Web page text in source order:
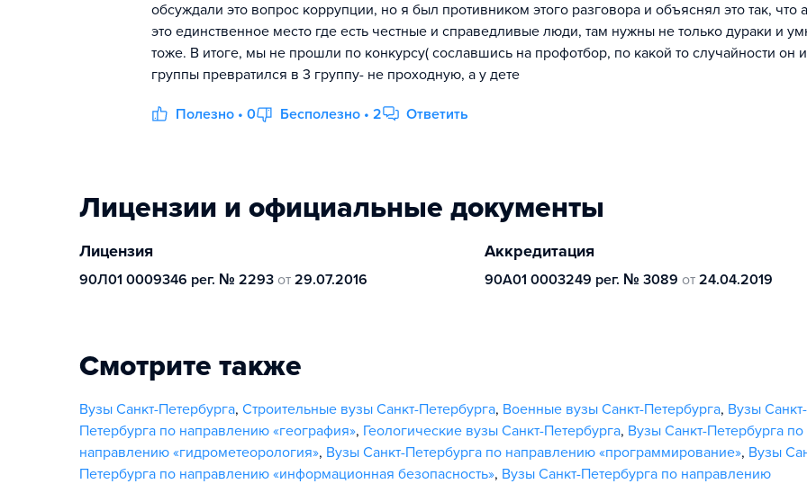
обсуждали это вопрос коррупции, но я был противником этого разговора и объяснял это так, что
это единственное место где есть честные и справедливые люди, там нужны не только дураки и
тоже. В итоге, мы не прошли по конкурсу( сославшись на профотбор, по какой то случайности он
группы превратился в 3 группу- не проходную, а у дете
Полезно • 0 Бесполезно • 2 Ответить
Лицензии и официальные документы
Лицензия
90Л01 0009346 рег. № 2293 от 29.07.2016
Аккредитация
90А01 0003249 рег. № 3089 от 24.04.2019
Смотрите также
Вузы Санкт-Петербурга, Строительные вузы Санкт-Петербурга, Военные вузы Санкт-Петербурга, Вузы Санкт-
Петербурга по направлению «география», Геологические вузы Санкт-Петербурга, Вузы Санкт-Петербурга по
направлению «гидрометеорология», Вузы Санкт-Петербурга по направлению «программирование», Вузы
Петербурга по направлению «информационная безопасность», Вузы Санкт-Петербурга по направлению